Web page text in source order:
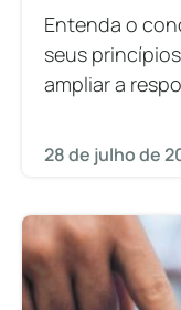
Entenda o
seus
ampliar a
28 de julho de